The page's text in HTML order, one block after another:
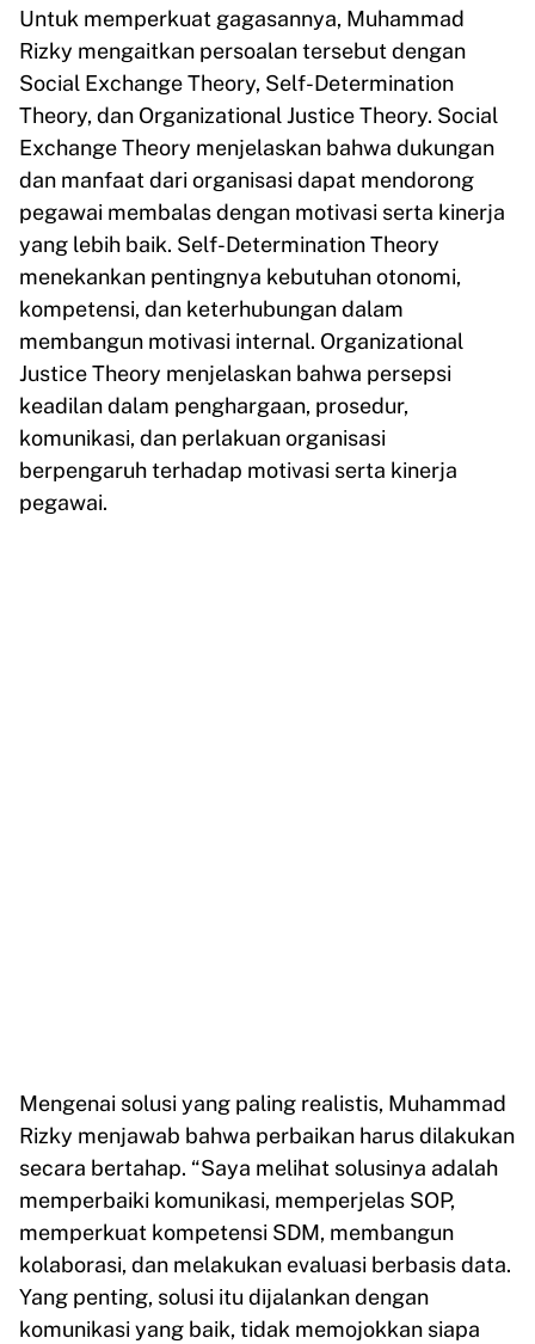
Untuk memperkuat gagasannya, Muhammad
Rizky mengaitkan persoalan tersebut dengan
Social Exchange Theory, Self-Determination
Theory, dan Organizational Justice Theory. Social
Exchange Theory menjelaskan bahwa dukungan
dan manfaat dari organisasi dapat mendorong
pegawai membalas dengan motivasi serta kinerja
yang lebih baik. Self-Determination Theory
menekankan pentingnya kebutuhan otonomi,
kompetensi, dan keterhubungan dalam
membangun motivasi internal. Organizational
Justice Theory menjelaskan bahwa persepsi
keadilan dalam penghargaan, prosedur,
komunikasi, dan perlakuan organisasi
berpengaruh terhadap motivasi serta kinerja
pegawai.
Mengenai solusi yang paling realistis, Muhammad
Rizky menjawab bahwa perbaikan harus dilakukan
secara bertahap. “Saya melihat solusinya adalah
memperbaiki komunikasi, memperjelas SOP,
memperkuat kompetensi SDM, membangun
kolaborasi, dan melakukan evaluasi berbasis data.
Yang penting, solusi itu dijalankan dengan
komunikasi yang baik, tidak memojokkan siapa